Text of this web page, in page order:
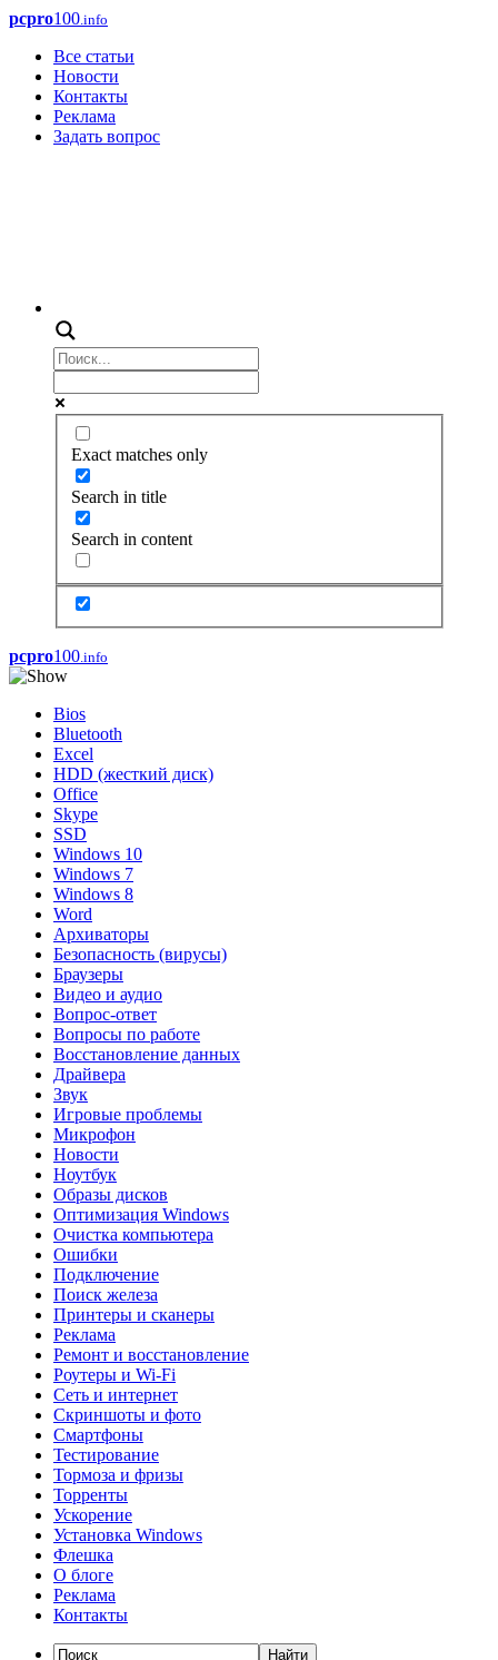
pcpro100.info
Все статьи
Новости
Контакты
Реклама
Задать вопрос
Exact matches only
Search in title
Search in content
pcpro100.info
Bios
Bluetooth
Excel
HDD (жесткий диск)
Office
Skype
SSD
Windows 10
Windows 7
Windows 8
Word
Архиваторы
Безопасность (вирусы)
Браузеры
Видео и аудио
Вопрос-ответ
Вопросы по работе
Восстановление данных
Драйвера
Звук
Игровые проблемы
Микрофон
Новости
Ноутбук
Образы дисков
Оптимизация Windows
Очистка компьютера
Ошибки
Подключение
Поиск железа
Принтеры и сканеры
Реклама
Ремонт и восстановление
Роутеры и Wi-Fi
Сеть и интернет
Скриншоты и фото
Смартфоны
Тестирование
Тормоза и фризы
Торренты
Ускорение
Установка Windows
Флешка
О блоге
Реклама
Контакты